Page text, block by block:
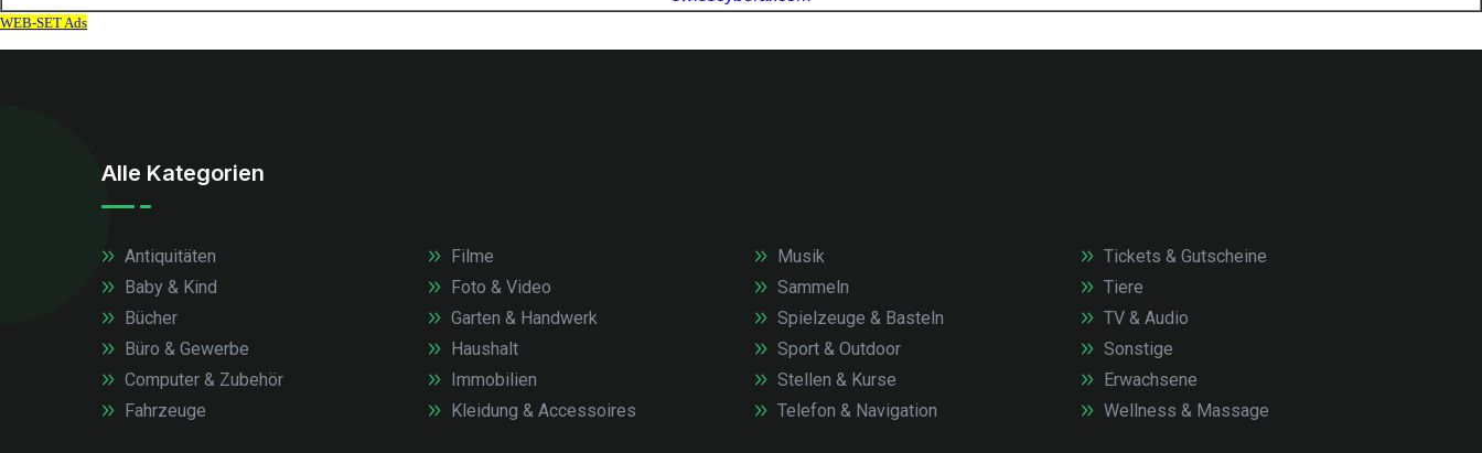
Alle Kategorien
Antiquitäten
Baby & Kind
Bücher
Büro & Gewerbe
Computer & Zubehör
Fahrzeuge
Filme
Foto & Video
Garten & Handwerk
Haushalt
Immobilien
Kleidung & Accessoires
Musik
Sammeln
Spielzeuge & Basteln
Sport & Outdoor
Stellen & Kurse
Telefon & Navigation
Tickets & Gutscheine
Tiere
TV & Audio
Sonstige
Erwachsene
Wellness & Massage